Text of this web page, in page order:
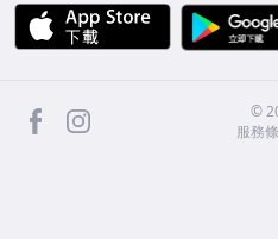
APP Store
facebook ©
服務